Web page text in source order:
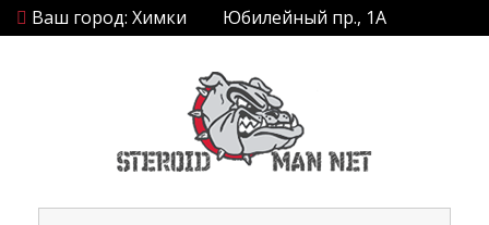
Ваш город: Химки Юбилейный пр., 1А